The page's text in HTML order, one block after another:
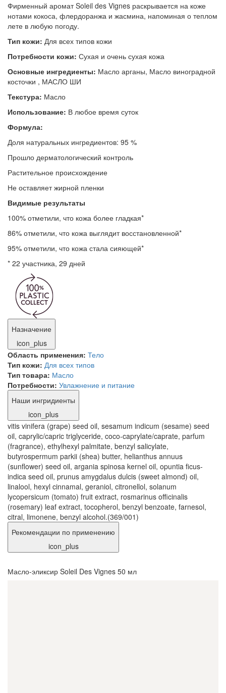
Фирменный аромат Soleil des Vignes раскрывается на коже
нотами кокоса, флердоранжа и жасмина, напоминая о теплом
лете в любую погоду.
Тип кожи: Для всех типов кожи
Потребности кожи: Сухая и очень сухая кожа
Основные ингредиенты: Масло арганы, Масло виноградной
косточки , МАСЛО ШИ
Текстура: Масло
Использование: В любое время суток
Формула:
Доля натуральных ингредиентов: 95 %
Прошло дерматологический контроль
Растительное происхождение
Не оставляет жирной пленки
Видимые результаты
100% отметили, что кожа более гладкая*
86% отметили, что кожа выглядит восстановленной*
95% отметили, что кожа стала сияющей*
* 22 участника, 29 дней
Назначение
icon_plus
Область применения: Тело
Тип кожи: Для всех типов
Тип товара: Масло
Потребности: Увлажнение и питание
Наши ингридиенты
icon_plus
vitis vinifera (grape) seed oil, sesamum indicum (sesame) seed
oil, caprylic/capric triglyceride, coco-caprylate/caprate, parfum
(fragrance), ethylhexyl palmitate, benzyl salicylate,
butyrospermum parkii (shea) butter, helianthus annuus
(sunflower) seed oil, argania spinosa kernel oil, opuntia ficus-
indica seed oil, prunus amygdalus dulcis (sweet almond) oil,
linalool, hexyl cinnamal, geraniol, citronellol, solanum
lycopersicum (tomato) fruit extract, rosmarinus officinalis
(rosemary) leaf extract, tocopherol, benzyl benzoate, farnesol,
citral, limonene, benzyl alcohol.(369/001)
Рекомендации по применению
icon_plus
Масло-эликсир Soleil Des Vignes 50 мл